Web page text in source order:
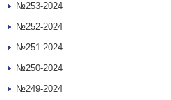
№253-2024
№252-2024
№251-2024
№250-2024
№249-2024